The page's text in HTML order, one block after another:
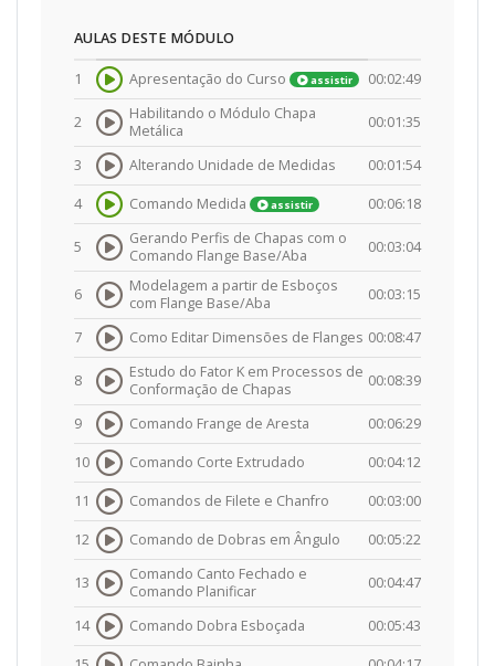
AULAS DESTE MÓDULO
1 Apresentação do Curso assistir 00:02:49
2
Habilitando o Módulo Chapa
Metálica
00:01:35
3 Alterando Unidade de Medidas 00:01:54
4 Comando Medida assistir 00:06:18
5
Gerando Perfis de Chapas com o
Comando Flange Base/Aba
00:03:04
6
Modelagem a partir de Esboços
com Flange Base/Aba
00:03:15
7 Como Editar Dimensões de Flanges 00:08:47
8
Estudo do Fator K em Processos de
Conformação de Chapas
00:08:39
9 Comando Frange de Aresta 00:06:29
10 Comando Corte Extrudado 00:04:12
11 Comandos de Filete e Chanfro 00:03:00
12 Comando de Dobras em Ângulo 00:05:22
13
Comando Canto Fechado e
Comando Planificar
00:04:47
14 Comando Dobra Esboçada 00:05:43